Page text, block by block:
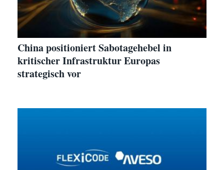
China positioniert Sabotagehebel in
kritischer Infrastruktur Europas
strategisch vor